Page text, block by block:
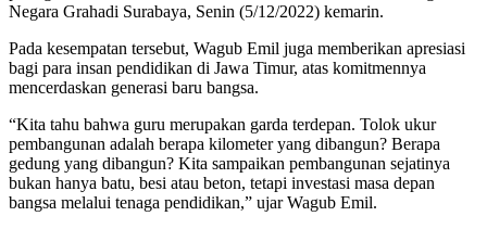
Negara Grahadi Surabaya, Senin (5/12/2022) kemarin.
Pada kesempatan tersebut, Wagub Emil juga memberikan apresiasi
bagi para insan pendidikan di Jawa Timur, atas komitmennya
mencerdaskan generasi baru bangsa.
“Kita tahu bahwa guru merupakan garda terdepan. Tolok ukur
pembangunan adalah berapa kilometer yang dibangun? Berapa
gedung yang dibangun? Kita sampaikan pembangunan sejatinya
bukan hanya batu, besi atau beton, tetapi investasi masa depan
bangsa melalui tenaga pendidikan,” ujar Wagub Emil.